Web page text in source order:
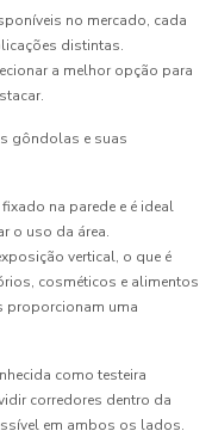
no mercado, cada
distintas.
a melhor opção para
gôndolas e suas
na parede e é ideal
o uso da área.
vertical, o que é
cosméticos e alimentos
proporcionam uma
como testeira
corredores dentro da
em ambos os lados.